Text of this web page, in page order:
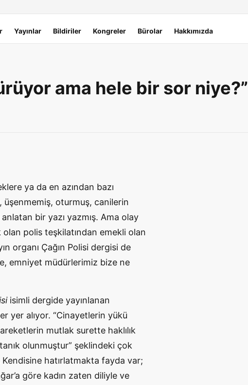
Yayınlar Bildiriler Kongreler Bürolar Hakkımızda
ama hele bir sor niye?”
ya da en azından bazı
oturmuş, canilerin
anlatan bir yazı yazmış. Ama olay
polis teşkilatından emekli olan
organı Çağın Polisi dergisi de
emniyet müdürlerimiz bize ne
isimli dergide yayınlanan
yer alıyor. “Cinayetlerin yükü
mutlak surette haklılık
olunmuştur” şeklindeki çok
hatırlatmakta fayda var;
göre kadın zaten diliyle ve